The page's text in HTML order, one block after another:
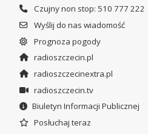
Czujny non stop: 510 777 222
Wyślij do nas wiadomość
Prognoza pogody
radioszczecin.pl
radioszczecinextra.pl
radioszczecin.tv
Biuletyn Informacji Publicznej
Posłuchaj teraz